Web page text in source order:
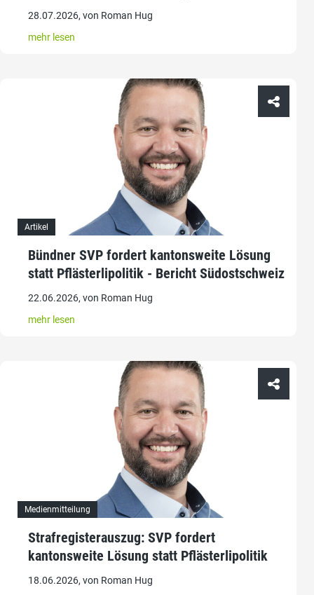
28.07.2026, von Roman Hug
mehr lesen
Artikel
Bündner SVP fordert kantonsweite Lösung
statt Pflästerlipolitik - Bericht Südostschweiz
22.06.2026, von Roman Hug
mehr lesen
Medienmitteilung
Strafregisterauszug: SVP fordert
kantonsweite Lösung statt Pflästerlipolitik
18.06.2026, von Roman Hug